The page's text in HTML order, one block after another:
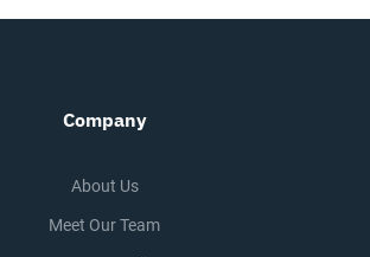
Company
About Us
Meet Our Team